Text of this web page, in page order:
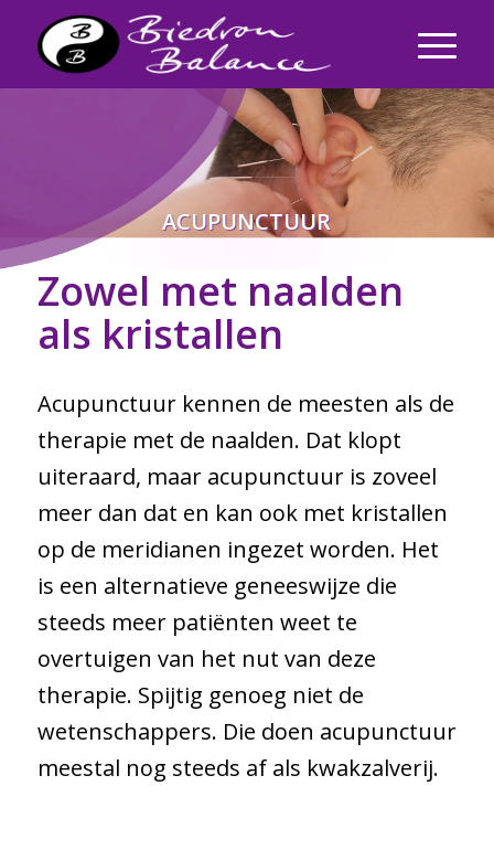
ACUPUNCTUUR
Zowel met naalden
als kristallen
Acupunctuur kennen de meesten als de
therapie met de naalden. Dat klopt
uiteraard, maar acupunctuur is zoveel
meer dan dat en kan ook met kristallen
op de meridianen ingezet worden. Het
is een alternatieve geneeswijze die
steeds meer patiënten weet te
overtuigen van het nut van deze
therapie. Spijtig genoeg niet de
wetenschappers. Die doen acupunctuur
meestal nog steeds af als kwakzalverij.